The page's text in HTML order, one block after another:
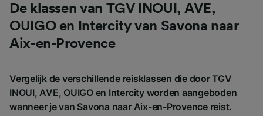
De klassen van TGV INOUI, AVE,
OUIGO en Intercity van Savona naar
Aix-en-Provence
Vergelijk de verschillende reisklassen die door TGV
INOUI, AVE, OUIGO en Intercity worden aangeboden
wanneer je van Savona naar Aix-en-Provence reist.